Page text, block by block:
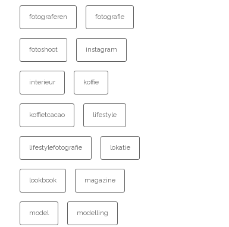
fotograferen fotografie
fotoshoot instagram
interieur koffie
koffietcacao lifestyle
lifestylefotografie lokatie
lookbook magazine
model modelling